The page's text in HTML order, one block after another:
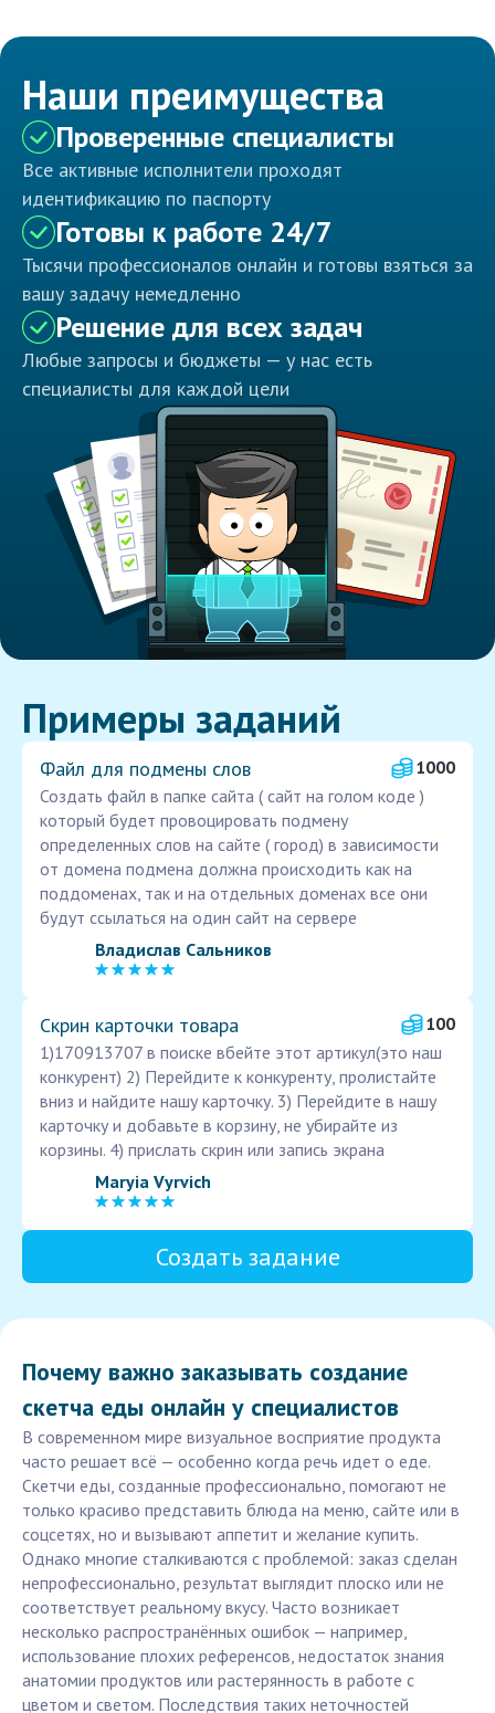
Наши преимущества
Проверенные специалисты
Все активные исполнители проходят
идентификацию по паспорту
Готовы к работе 24/7
Тысячи профессионалов онлайн и готовы взяться за
вашу задачу немедленно
Решение для всех задач
Любые запросы и бюджеты — у нас есть
специалисты для каждой цели
Примеры заданий
Файл для подмены слов
1000
Создать файл в папке сайта ( сайт на голом коде )
который будет провоцировать подмену
определенных слов на сайте ( город) в зависимости
от домена подмена должна происходить как на
поддоменах, так и на отдельных доменах все они
будут ссылаться на один сайт на сервере
Владислав Сальников
Скрин карточки товара
100
1)170913707 в поиске вбейте этот артикул(это наш
конкурент) 2) Перейдите к конкуренту, пролистайте
вниз и найдите нашу карточку. 3) Перейдите в нашу
карточку и добавьте в корзину, не убирайте из
корзины. 4) прислать скрин или запись экрана
Maryia Vyrvich
Создать задание
Почему важно заказывать создание
скетча еды онлайн у специалистов
В современном мире визуальное восприятие продукта
часто решает всё — особенно когда речь идет о еде.
Скетчи еды, созданные профессионально, помогают не
только красиво представить блюда на меню, сайте или в
соцсетях, но и вызывают аппетит и желание купить.
Однако многие сталкиваются с проблемой: заказ сделан
непрофессионально, результат выглядит плоско или не
соответствует реальному вкусу. Часто возникает
несколько распространённых ошибок — например,
использование плохих референсов, недостаток знания
анатомии продуктов или растерянность в работе с
цветом и светом. Последствия таких неточностей